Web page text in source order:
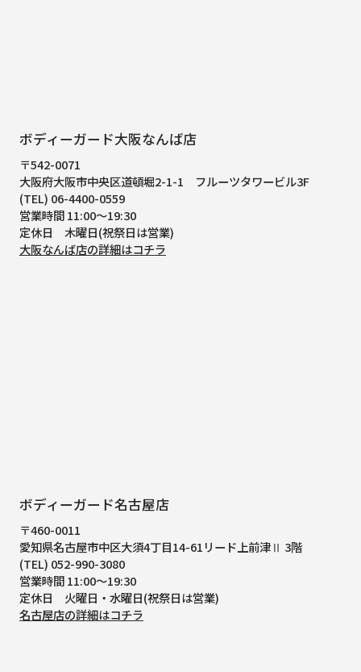
ボディーガード大阪なんば店
〒542-0071
大阪府大阪市中央区道頓堀2-1-1
フルーツタワービル3F
(TEL) 06-4400-0559
営業時間 11:00～19:30
定休日 木曜日(祝祭日は営業)
大阪なんば店の詳細はコチラ
ボディーガード名古屋店
〒460-0011
愛知県名古屋市中区大須4丁目14-61リード上前津Ⅱ 3階
(TEL) 052-990-3080
営業時間 11:00～19:30
定休日 火曜日・水曜日(祝祭日は営業)
名古屋店の詳細はコチラ